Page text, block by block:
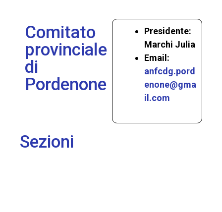
Comitato
provinciale
di
Pordenone
Presidente:
Marchi Julia
Email:
anfcdg.pord
enone@gma
il.com
Sezioni